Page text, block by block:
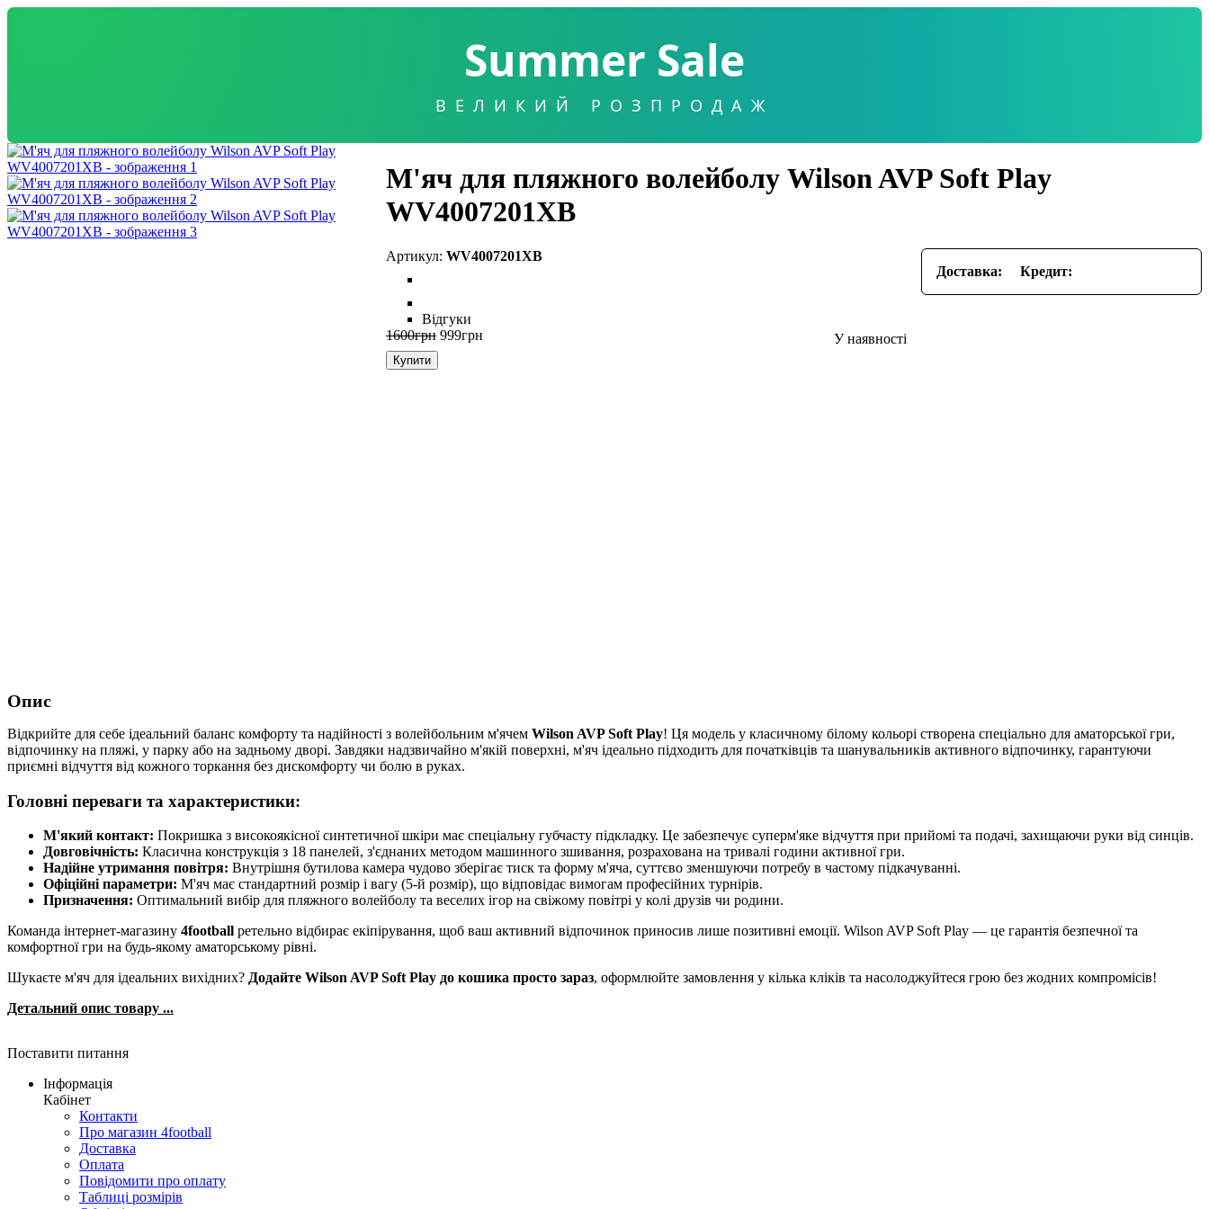
Summer Sale
ВЕЛИКИЙ РОЗПРОДАЖ
М'яч для пляжного волейболу Wilson AVP Soft Play
WV4007201XB
WV4007201XB
Відгуки
1600грн 999грн
Купити
Доставка: Кредит:
Опис
Відкрийте для себе ідеальний баланс комфорту та надійності з волейбольним м'ячем Wilson AVP Soft Play! Ця модель у класичному білому кольорі створена спеціально для аматорської гри,
відпочинку на пляжі, у парку або на задньому дворі. Завдяки надзвичайно м'якій поверхні, м'яч ідеально підходить для початківців та шанувальників активного відпочинку, гарантуючи
приємні відчуття від кожного торкання без дискомфорту чи болю в руках.
Головні переваги та характеристики:
М'який контакт: Покришка з високоякісної синтетичної шкіри має спеціальну губчасту підкладку. Це забезпечує суперм'яке відчуття при прийомі та подачі, захищаючи руки від синців.
Довговічність: Класична конструкція з 18 панелей, з'єднаних методом машинного зшивання, розрахована на тривалі години активної гри.
Надійне утримання повітря: Внутрішня бутилова камера чудово зберігає тиск та форму м'яча, суттєво зменшуючи потребу в частому підкачуванні.
Офіційні параметри: М'яч має стандартний розмір і вагу (5-й розмір), що відповідає вимогам професійних турнірів.
Призначення: Оптимальний вибір для пляжного волейболу та веселих ігор на свіжому повітрі у колі друзів чи родини.
Команда інтернет-магазину 4football ретельно відбирає екіпірування, щоб ваш активний відпочинок приносив лише позитивні емоції. Wilson AVP Soft Play — це гарантія безпечної та
комфортної гри на будь-якому аматорському рівні.
Шукаєте м'яч для ідеальних вихідних? Додайте Wilson AVP Soft Play до кошика просто зараз, оформлюйте замовлення у кілька кліків та насолоджуйтеся грою без жодних компромісів!
Детальний опис товару ...
Поставити питання
Інформація
Кабінет
Контакти
Про магазин 4football
Доставка
Оплата
Повідомити про оплату
Таблиці розмірів